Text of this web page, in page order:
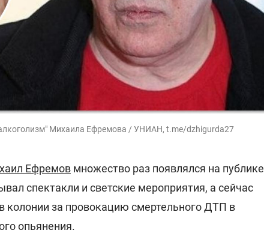
Михаила Ефремова / УНИАН, t.me/dzhigurda27
Ефремов множество раз появлялся на публике
спектакли и светские мероприятия, а сейчас
колонии за провокацию смертельного ДТП в
опьянения.